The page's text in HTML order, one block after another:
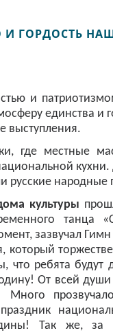
ГОРДОСТЬ
и
единства
выступления.
где местные
русские
культуры
танца
зазвучал
который
ребята будут
От всей души
Так же, за